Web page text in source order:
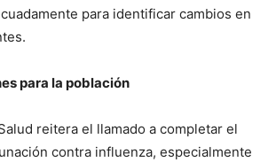
para identificar cambios en
para la población
reitera el llamado a completar el
contra influenza, especialmente